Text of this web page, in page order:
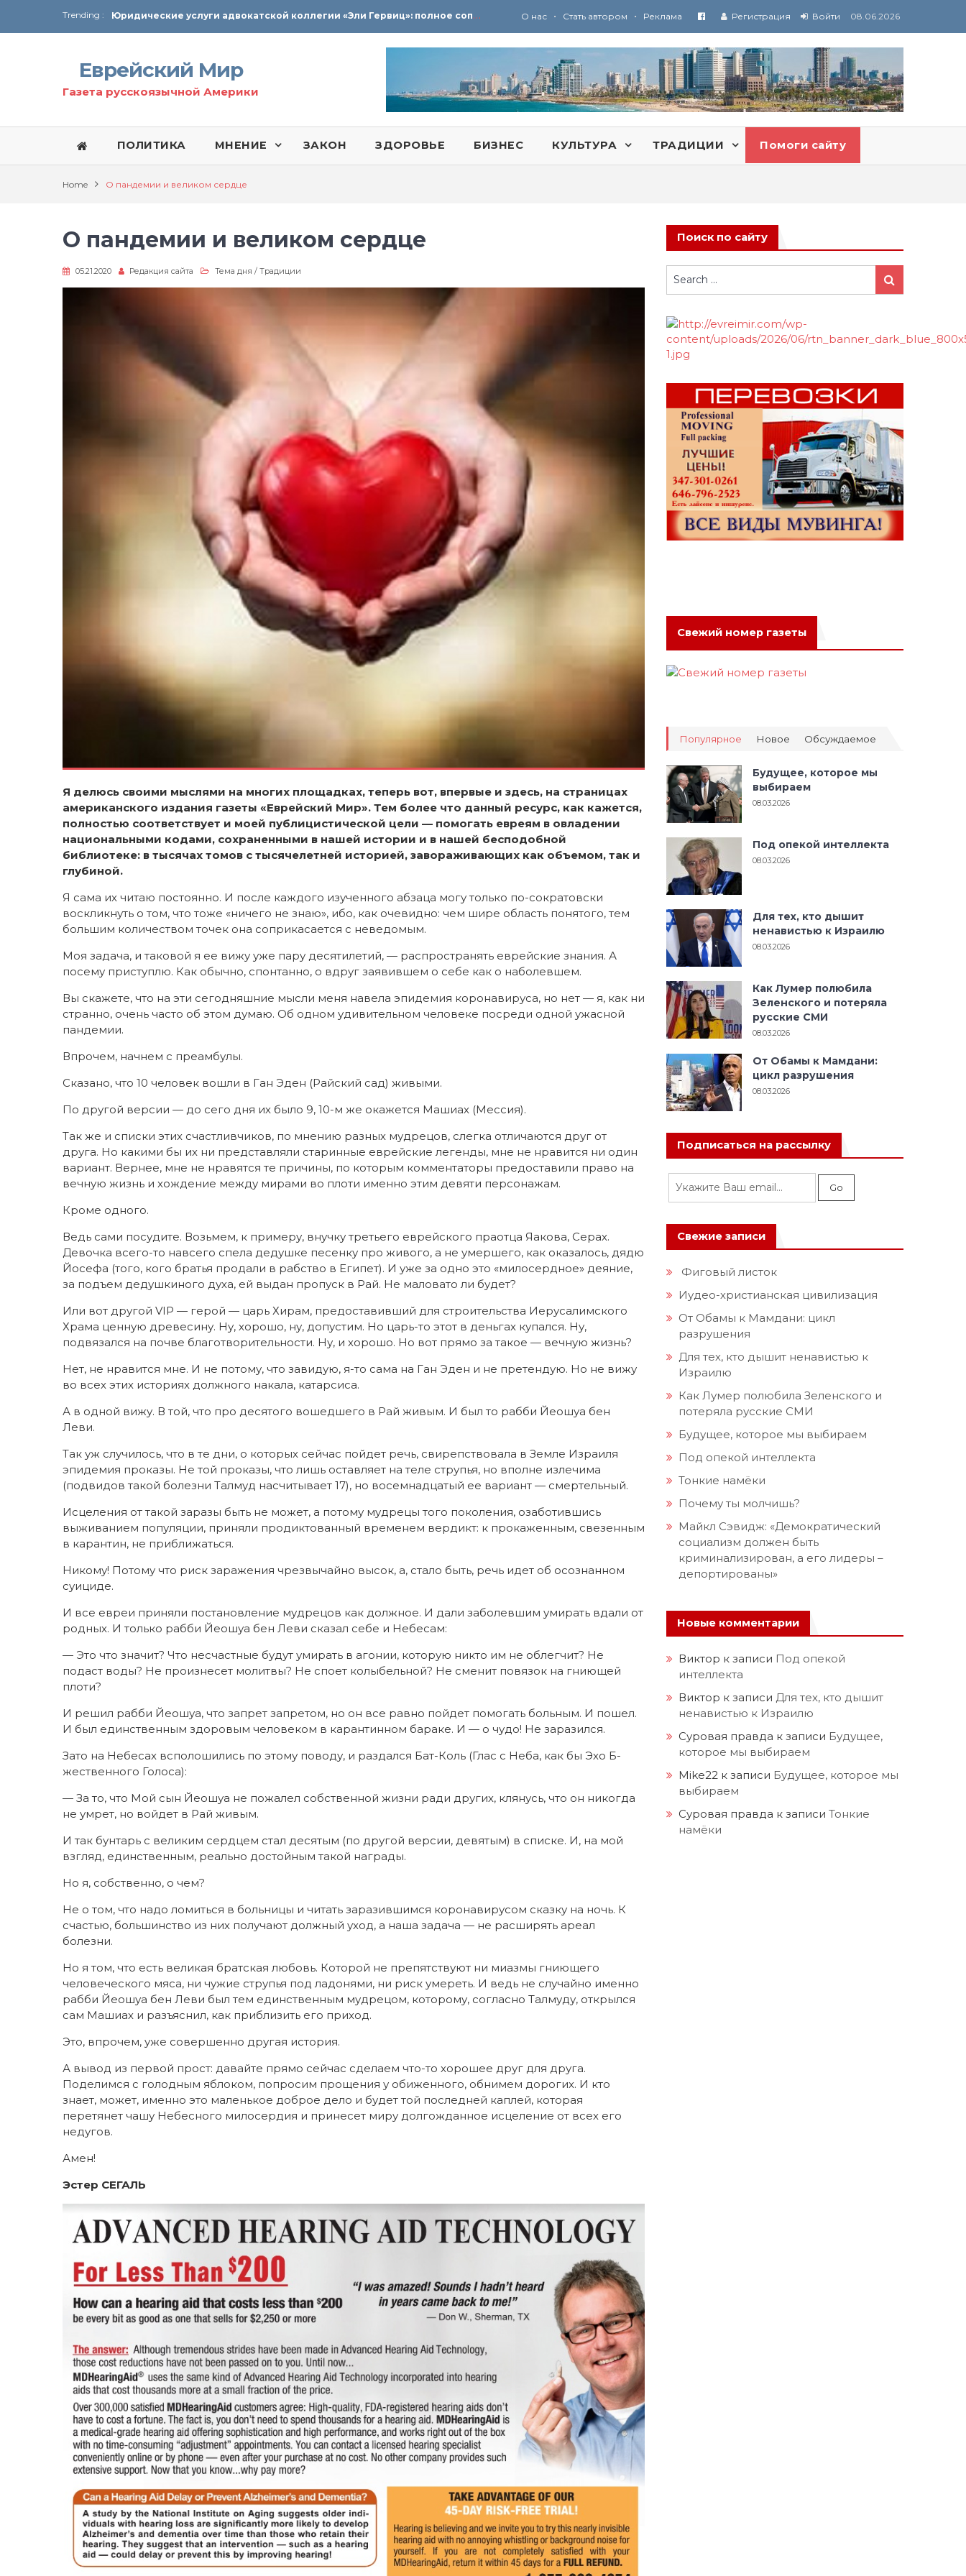
Trending : Ю
ридические услуги адвокатской коллегии «Эли Гервиц»: полное сопровождение на всех этапах
От Ирана до Ливана и Газы
О нас • Стать автором • Реклама Регистрация Войти 08.06.2026
Еврейский Мир
Газета русскоязычной Америки
ПОЛИТИКА МНЕНИЕ ЗАКОН ЗДОРОВЬЕ БИЗНЕС КУЛЬТУРА ТРАДИЦИИ Помоги сайту
Home О пандемии и великом сердце
О пандемии и великом сердце
05.21.2020 Редакция сайта Тема дня / Традиции
Я делюсь своими мыслями на многих площадках, теперь вот, впервые и здесь, на страницах
американского издания газеты «Еврейский Мир». Тем более что данный ресурс, как кажется,
полностью соответствует и моей публицистической цели — помогать евреям в овладении
национальными кодами, сохраненными в нашей истории и в нашей бесподобной
библиотеке: в тысячах томов с тысячелетней историей, завораживающих как объемом, так и
глубиной.
Я сама их читаю постоянно. И после каждого изученного абзаца могу только по-сократовски
воскликнуть о том, что тоже «ничего не знаю», ибо, как очевидно: чем шире область понятого, тем
большим количеством точек она соприкасается с неведомым.
Моя задача, и таковой я ее вижу уже пару десятилетий, — распространять еврейские знания. А
посему приступлю. Как обычно, спонтанно, о вдруг заявившем о себе как о наболевшем.
Вы скажете, что на эти сегодняшние мысли меня навела эпидемия коронавируса, но нет — я, как ни
странно, очень часто об этом думаю. Об одном удивительном человеке посреди одной ужасной
пандемии.
Впрочем, начнем с преамбулы.
Сказано, что 10 человек вошли в Ган Эден (Райский сад) живыми.
По другой версии — до сего дня их было 9, 10-м же окажется Машиах (Мессия).
Так же и списки этих счастливчиков, по мнению разных мудрецов, слегка отличаются друг от
друга. Но какими бы их ни представляли старинные еврейские легенды, мне не нравится ни один
вариант. Вернее, мне не нравятся те причины, по которым комментаторы предоставили право на
вечную жизнь и хождение между мирами во плоти именно этим девяти персонажам.
Кроме одного.
Ведь сами посудите. Возьмем, к примеру, внучку третьего еврейского праотца Яакова, Серах.
Девочка всего-то навсего спела дедушке песенку про живого, а не умершего, как оказалось, дядю
Йосефа (того, кого братья продали в рабство в Египет). И уже за одно это «милосердное» деяние,
за подъем дедушкиного духа, ей выдан пропуск в Рай. Не маловато ли будет?
Или вот другой VIP — герой — царь Хирам, предоставивший для строительства Иерусалимского
Храма ценную древесину. Ну, хорошо, ну, допустим. Но царь-то этот в деньгах купался. Ну,
подвязался на почве благотворительности. Ну, и хорошо. Но вот прямо за такое — вечную жизнь?
Нет, не нравится мне. И не потому, что завидую, я-то сама на Ган Эден и не претендую. Но не вижу
во всех этих историях должного накала, катарсиса.
А в одной вижу. В той, что про десятого вошедшего в Рай живым. И был то рабби Йеошуа бен
Леви.
Так уж случилось, что в те дни, о которых сейчас пойдет речь, свирепствовала в Земле Израиля
эпидемия проказы. Не той проказы, что лишь оставляет на теле струпья, но вполне излечима
(подвидов такой болезни Талмуд насчитывает 17), но восемнадцатый ее вариант — смертельный.
Исцеления от такой заразы быть не может, а потому мудрецы того поколения, озаботившись
выживанием популяции, приняли продиктованный временем вердикт: к прокаженным, свезенным
в карантин, не приближаться.
Никому! Потому что риск заражения чрезвычайно высок, а, стало быть, речь идет об осознанном
суициде.
И все евреи приняли постановление мудрецов как должное. И дали заболевшим умирать вдали от
родных. И только рабби Йеошуа бен Леви сказал себе и Небесам:
— Это что значит? Что несчастные будут умирать в агонии, которую никто им не облегчит? Не
подаст воды? Не произнесет молитвы? Не споет колыбельной? Не сменит повязок на гниющей
плоти?
И решил рабби Йеошуа, что запрет запретом, но он все равно пойдет помогать больным. И пошел.
И был единственным здоровым человеком в карантинном бараке. И — о чудо! Не заразился.
Зато на Небесах всполошились по этому поводу, и раздался Бат-Коль (Глас с Неба, как бы Эхо Б-
жественного Голоса):
— За то, что Мой сын Йеошуа не пожалел собственной жизни ради других, клянусь, что он никогда
не умрет, но войдет в Рай живым.
И так бунтарь с великим сердцем стал десятым (по другой версии, девятым) в списке. И, на мой
взгляд, единственным, реально достойным такой награды.
Но я, собственно, о чем?
Не о том, что надо ломиться в больницы и читать заразившимся коронавирусом сказку на ночь. К
счастью, большинство из них получают должный уход, а наша задача — не расширять ареал
болезни.
Но я том, что есть великая братская любовь. Которой не препятствуют ни миазмы гниющего
человеческого мяса, ни чужие струпья под ладонями, ни риск умереть. И ведь не случайно именно
рабби Йеошуа бен Леви был тем единственным мудрецом, которому, согласно Талмуду, открылся
сам Машиах и разъяснил, как приблизить его приход.
Это, впрочем, уже совершенно другая история.
А вывод из первой прост: давайте прямо сейчас сделаем что-то хорошее друг для друга.
Поделимся с голодным яблоком, попросим прощения у обиженного, обнимем дорогих. И кто
знает, может, именно это маленькое доброе дело и будет той последней каплей, которая
перетянет чашу Небесного милосердия и принесет миру долгожданное исцеление от всех его
недугов.
Амен!
Эстер СЕГАЛЬ
Поиск по сайту
Search
for:
Search
Свежий номер газеты
Популярное Новое Обсуждаемое
Будущее, которое мы
выбираем
08.03.2026
Под опекой интеллекта
08.03.2026
Для тех, кто дышит
ненавистью к Израилю
08.03.2026
Как Лумер полюбила
Зеленского и потеряла
русские СМИ
08.03.2026
От Обамы к Мамдани:
цикл разрушения
08.03.2026
Подписаться на рассылку
Свежие записи
Фиговый листок
Иудео-христианская цивилизация
От Обамы к Мамдани: цикл
разрушения
Для тех, кто дышит ненавистью к
Израилю
Как Лумер полюбила Зеленского и
потеряла русские СМИ
Будущее, которое мы выбираем
Под опекой интеллекта
Тонкие намёки
Почему ты молчишь?
Майкл Сэвидж: «Демократический
социализм должен быть
криминализирован, а его лидеры –
депортированы»
Новые комментарии
Виктор к записи Под опекой
интеллекта
Виктор к записи Для тех, кто дышит
ненавистью к Израилю
Суровая правда к записи Будущее,
которое мы выбираем
Mike22 к записи Будущее, которое мы
выбираем
Суровая правда к записи Тонкие
намёки